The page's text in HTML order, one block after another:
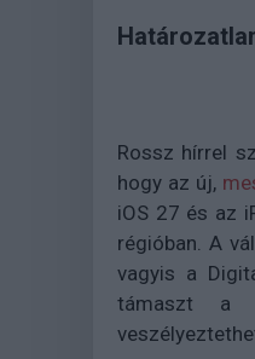
Rossz hírrel
hogy az új,
iOS 27 és az
régióban. A
vagyis a
támaszt a